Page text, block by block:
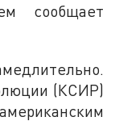
сообщает
(КСИР)